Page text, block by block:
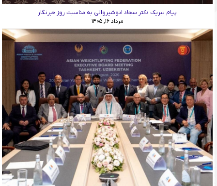
پیام تبریک دکتر سجاد انوشیروانی به مناسبت روز خبرنگار
مرداد ۱۶, ۱۴۰۵